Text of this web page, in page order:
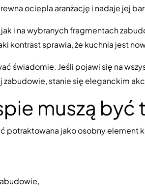
ociepla aranżację i nadaje jej
i na wybranych fragmentach
kontrast sprawia, że kuchnia jest
świadomie. Jeśli pojawi się na
stanie się eleganckim
muszą być
potraktowana jako osobny